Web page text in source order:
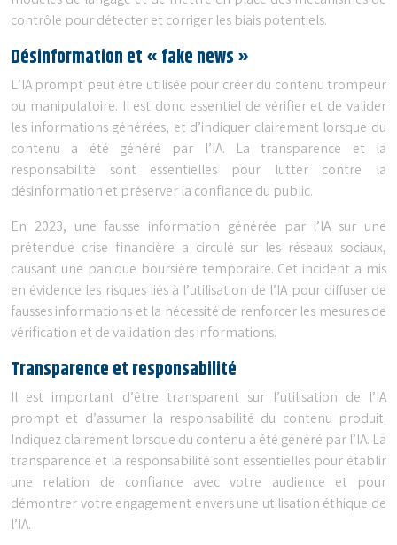
contrôle pour détecter et corriger les biais potentiels.
Désinformation et « fake news »
L’IA prompt peut être utilisée pour créer du contenu trompeur
ou manipulatoire. Il est donc essentiel de vérifier et de valider
les informations générées, et d’indiquer clairement lorsque du
contenu a été généré par l’IA. La transparence et la
responsabilité sont essentielles pour lutter contre la
désinformation et préserver la confiance du public.
En 2023, une fausse information générée par l’IA sur une
prétendue crise financière a circulé sur les réseaux sociaux,
causant une panique boursière temporaire. Cet incident a mis
en évidence les risques liés à l’utilisation de l’IA pour diffuser de
fausses informations et la nécessité de renforcer les mesures de
vérification et de validation des informations.
Transparence et responsabilité
Il est important d’être transparent sur l’utilisation de l’IA
prompt et d’assumer la responsabilité du contenu produit.
Indiquez clairement lorsque du contenu a été généré par l’IA. La
transparence et la responsabilité sont essentielles pour établir
une relation de confiance avec votre audience et pour
démontrer votre engagement envers une utilisation éthique de
l’IA.